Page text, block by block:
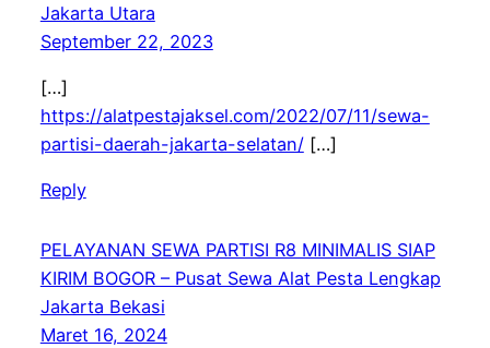
Jakarta Utara
September 22, 2023
[…]
https://alatpestajaksel.com/2022/07/11/sewa-
partisi-daerah-jakarta-selatan/[…]
Reply
PELAYANAN SEWA PARTISI R8 MINIMALIS SIAP
KIRIM BOGOR – Pusat Sewa Alat Pesta Lengkap
Jakarta Bekasi
Maret 16, 2024